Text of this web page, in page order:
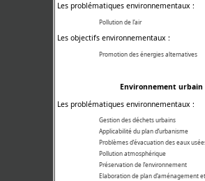
Les problématiques environnementaux :
Pollution de l’air
Les objectifs environnementaux :
Promotion des énergies alternatives
Environnement urbain
Les problématiques environnementaux :
Gestion des déchets urbains
Applicabilité du plan d’urbanisme
Problèmes d’évacuation des eaux
Pollution atmosphérique
Préservation de l’environnement
Elaboration de plan d’aménagement